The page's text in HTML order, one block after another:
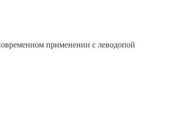
применении с леводопой